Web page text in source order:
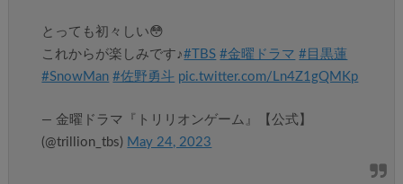
とっても初々しい😳
これからが楽しみです♪#TBS #金曜ドラマ #目黒蓮
#SnowMan #佐野勇斗 pic.twitter.com/Ln4Z1gQMKp
— 金曜ドラマ『トリリオンゲーム』【公式】
(@trillion_tbs) May 24, 2023